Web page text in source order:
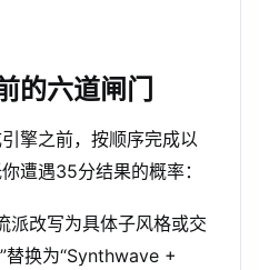
的六道闸门
擎之前，按顺序完成以
遭遇35分结果的概率：
派改写为具体子风格或交
替换为“Synthwave +